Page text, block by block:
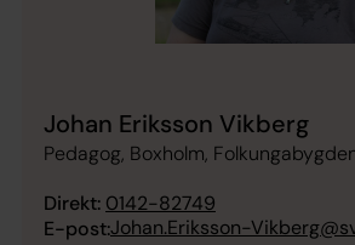
Johan Eriksson Vikberg
Pedagog, Boxholm,
Direkt: 0142-82749
E-post:Johan.Eriksson-